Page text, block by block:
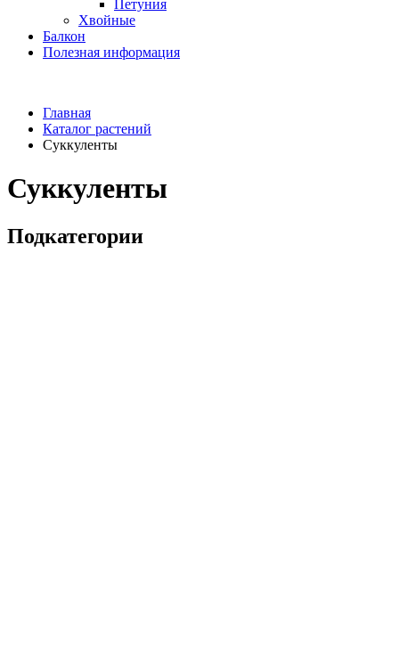
Петуния
Хвойные
Балкон
Полезная информация
Главная
Каталог растений
Суккуленты
Суккуленты
Подкатегории